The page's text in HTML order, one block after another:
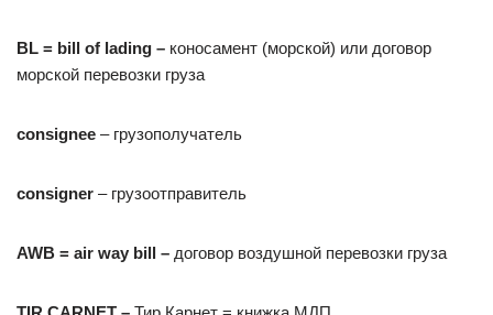
BL = bill of lading – коносамент (морской) или договор
морской перевозки груза
consignee – грузополучатель
consigner – грузоотправитель
AWB = air way bill – договор воздушной перевозки груза